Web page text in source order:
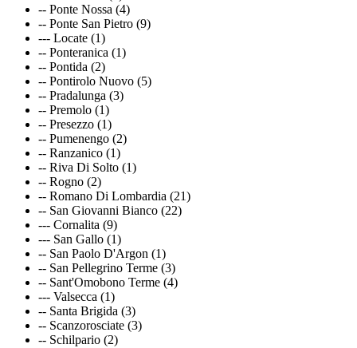
-- Ponte Nossa (4)
-- Ponte San Pietro (9)
--- Locate (1)
-- Ponteranica (1)
-- Pontida (2)
-- Pontirolo Nuovo (5)
-- Pradalunga (3)
-- Premolo (1)
-- Presezzo (1)
-- Pumenengo (2)
-- Ranzanico (1)
-- Riva Di Solto (1)
-- Rogno (2)
-- Romano Di Lombardia (21)
-- San Giovanni Bianco (22)
--- Cornalita (9)
--- San Gallo (1)
-- San Paolo D'Argon (1)
-- San Pellegrino Terme (3)
-- Sant'Omobono Terme (4)
--- Valsecca (1)
-- Santa Brigida (3)
-- Scanzorosciate (3)
-- Schilpario (2)